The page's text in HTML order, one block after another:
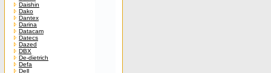
Daishin
Dako
Dantex
Darina
Datacam
Datecs
Dazed
DBX
De-dietrich
Defa
Dell